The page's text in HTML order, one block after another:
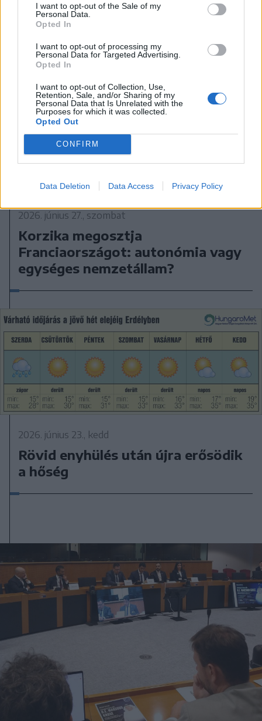
I want to opt-out of the Sale of my
Personal Data.
Opted In
I want to opt-out of processing my
Personal Data for Targeted Advertising.
Opted In
I want to opt-out of Collection, Use,
Retention, Sale, and/or Sharing of my
Personal Data that Is Unrelated with the
Purposes for which it was collected.
Opted Out
CONFIRM
Data Deletion Data Access Privacy Policy
2026. június 27., szombat
Korzika megosztja
Franciaországot: autonómia vagy
egységes nemzetállam?
2026. június 23., kedd
Rövid enyhülés után újra erősödik
a hőség